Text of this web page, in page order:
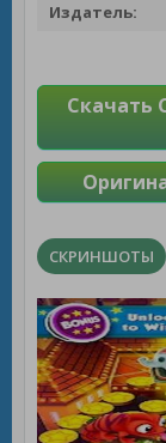
Издатель:
Скачать
СКРИНШОТЫ